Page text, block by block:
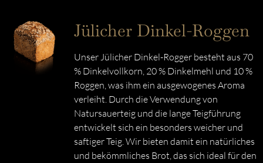
Jülicher Dinkel-Roggen
Unser Jülicher Dinkel-Rogger besteht aus 70
% Dinkelvollkorn, 20 % Dinkelmehl und 10 %
Roggen, was ihm ein ausgewogenes Aroma
verleiht. Durch die Verwendung von
Natursauerteig und die lange Teigführung
entwickelt sich ein besonders weicher und
saftiger Teig. Wir bieten damit ein natürliches
und bekömmliches Brot, das sich ideal für den